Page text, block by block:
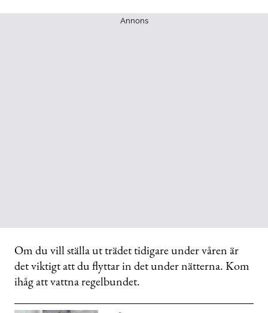
Annons
Om du vill ställa ut trädet tidigare under våren är
det viktigt att du flyttar in det under nätterna. Kom
ihåg att vattna regelbundet.